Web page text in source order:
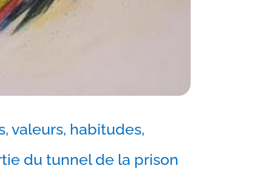
valeurs, habitudes,
du tunnel de la prison